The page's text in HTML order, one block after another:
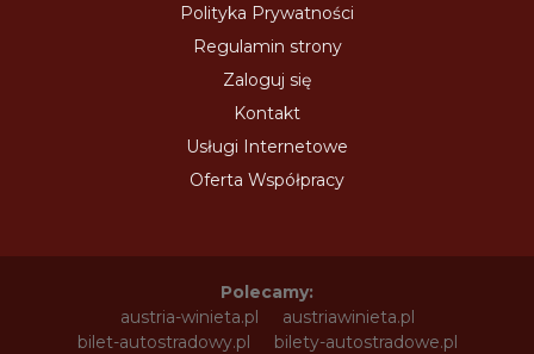
Polityka Prywatności
Regulamin strony
Zaloguj się
Kontakt
Usługi Internetowe
Oferta Współpracy
Polecamy:
austria-winieta.pl
austriawinieta.pl
bilet-autostradowy.pl
bilety-autostradowe.pl